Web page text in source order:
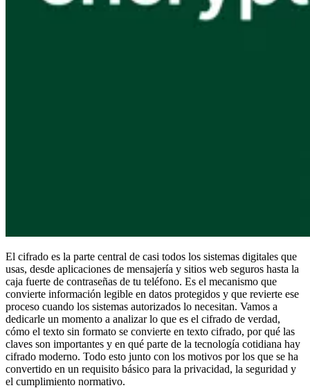
El cifrado es la parte central de casi todos los sistemas digitales que
usas, desde aplicaciones de mensajería y sitios web seguros hasta la
caja fuerte de contraseñas de tu teléfono. Es el mecanismo que
convierte información legible en datos protegidos y que revierte ese
proceso cuando los sistemas autorizados lo necesitan. Vamos a
dedicarle un momento a analizar lo que es el cifrado de verdad,
cómo el texto sin formato se convierte en texto cifrado, por qué las
claves son importantes y en qué parte de la tecnología cotidiana hay
cifrado moderno. Todo esto junto con los motivos por los que se ha
convertido en un requisito básico para la privacidad, la seguridad y
el cumplimiento normativo.